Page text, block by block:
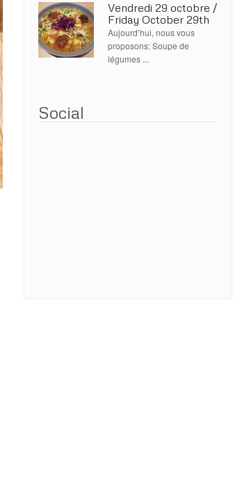
Vendredi 29 octobre /
Friday October 29th
Aujourd’hui, nous vous
proposons: Soupe de
légumes ...
Social